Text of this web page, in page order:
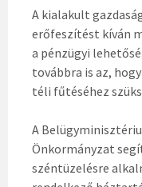
A kialakult
erőfeszítést kíván
a pénzügyi
továbbra is az,
téli fűtéséhez
A
Önkormányzat
széntüzelésre